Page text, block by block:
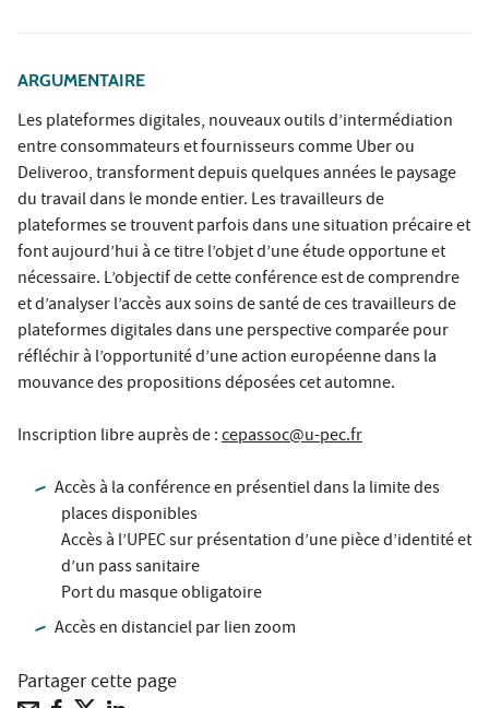
ARGUMENTAIRE
Les plateformes digitales, nouveaux outils d’intermédiation
entre consommateurs et fournisseurs comme Uber ou
Deliveroo, transforment depuis quelques années le paysage
du travail dans le monde entier. Les travailleurs de
plateformes se trouvent parfois dans une situation précaire et
font aujourd’hui à ce titre l’objet d’une étude opportune et
nécessaire. L’objectif de cette conférence est de comprendre
et d’analyser l’accès aux soins de santé de ces travailleurs de
plateformes digitales dans une perspective comparée pour
réfléchir à l’opportunité d’une action européenne dans la
mouvance des propositions déposées cet automne.
Inscription libre auprès de :cepassoc@u-pec.fr
Accès à la conférence en présentiel dans la limite des
places disponibles
Accès à l’UPEC sur présentation d’une pièce d’identité et
d’un pass sanitaire
Port du masque obligatoire
Accès en distanciel par lien zoom
Partager cette page